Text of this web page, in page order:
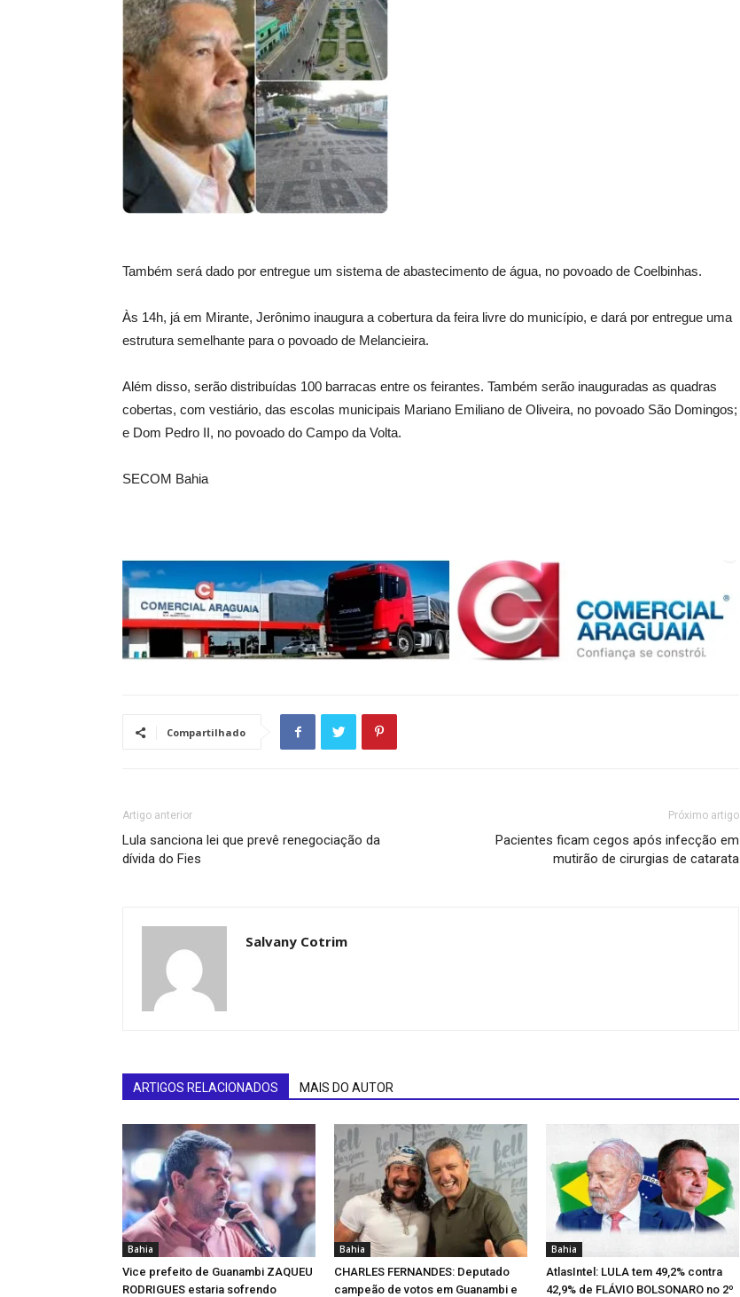
Também será dado por entregue um sistema de abastecimento de água, no povoado de Coelbinhas.
Às 14h, já em Mirante, Jerônimo inaugura a cobertura da feira livre do município, e dará por entregue uma
estrutura semelhante para o povoado de Melancieira.
Além disso, serão distribuídas 100 barracas entre os feirantes. Também serão inauguradas as quadras
cobertas, com vestiário, das escolas municipais Mariano Emiliano de Oliveira, no povoado São Domingos;
e Dom Pedro II, no povoado do Campo da Volta.
SECOM Bahia
Compartilhado
Artigo anterior
Lula sanciona lei que prevê renegociação da
dívida do Fies
Próximo artigo
Pacientes ficam cegos após infecção em
mutirão de cirurgias de catarata
Salvany Cotrim
ARTIGOS RELACIONADOS MAIS DO AUTOR
Bahia
Vice prefeito de Guanambi ZAQUEU
RODRIGUES estaria sofrendo
Bahia
CHARLES FERNANDES: Deputado
campeão de votos em Guanambi e
Bahia
AtlasIntel: LULA tem 49,2% contra
42,9% de FLÁVIO BOLSONARO no 2º